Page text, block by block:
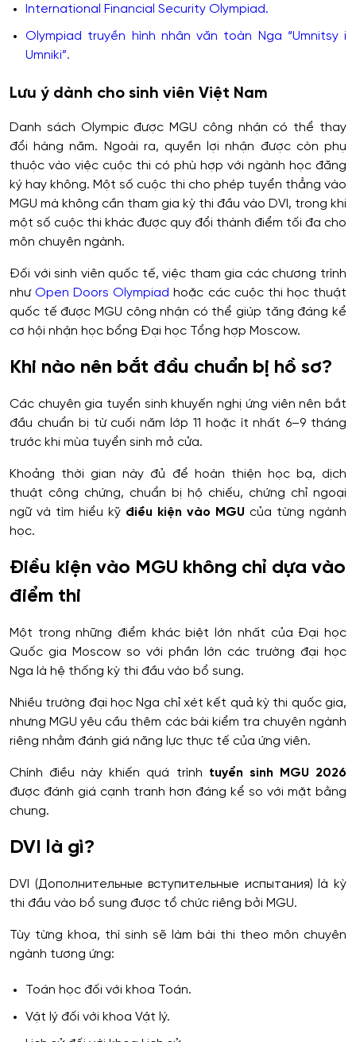
International Financial Security Olympiad.
Olympiad truyền hình nhân văn toàn Nga “Umnitsy i
Umniki”.
Lưu ý dành cho sinh viên Việt Nam
Danh sách Olympic được MGU công nhận có thể thay
đổi hàng năm. Ngoài ra, quyền lợi nhận được còn phụ
thuộc vào việc cuộc thi có phù hợp với ngành học đăng
ký hay không. Một số cuộc thi cho phép tuyển thẳng vào
MGU mà không cần tham gia kỳ thi đầu vào DVI, trong khi
một số cuộc thi khác được quy đổi thành điểm tối đa cho
môn chuyên ngành.
Đối với sinh viên quốc tế, việc tham gia các chương trình
nhưOpen Doors Olympiad hoặc các cuộc thi học thuật
quốc tế được MGU công nhận có thể giúp tăng đáng kể
cơ hội nhận học bổng Đại học Tổng hợp Moscow.
Khi nào nên bắt đầu chuẩn bị hồ sơ?
Các chuyên gia tuyển sinh khuyến nghị ứng viên nên bắt
đầu chuẩn bị từ cuối năm lớp 11 hoặc ít nhất 6–9 tháng
trước khi mùa tuyển sinh mở cửa.
Khoảng thời gian này đủ để hoàn thiện học bạ, dịch
thuật công chứng, chuẩn bị hộ chiếu, chứng chỉ ngoại
ngữ và tìm hiểu kỹ điều kiện vào MGU của từng ngành
học.
Điều kiện vào MGU không chỉ dựa vào
điểm thi
Một trong những điểm khác biệt lớn nhất của Đại học
Quốc gia Moscow so với phần lớn các trường đại học
Nga là hệ thống kỳ thi đầu vào bổ sung.
Nhiều trường đại học Nga chỉ xét kết quả kỳ thi quốc gia,
nhưng MGU yêu cầu thêm các bài kiểm tra chuyên ngành
riêng nhằm đánh giá năng lực thực tế của ứng viên.
Chính điều này khiến quá trình tuyển sinh MGU 2026
được đánh giá cạnh tranh hơn đáng kể so với mặt bằng
chung.
DVI là gì?
DVI (Дополнительные вступительные испытания) là kỳ
thi đầu vào bổ sung được tổ chức riêng bởi MGU.
Tùy từng khoa, thí sinh sẽ làm bài thi theo môn chuyên
ngành tương ứng:
Toán học đối với khoa Toán.
Vật lý đối với khoa Vật lý.